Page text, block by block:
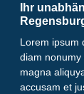
Ihr
Lorem ipsum
diam
magna
accusam et